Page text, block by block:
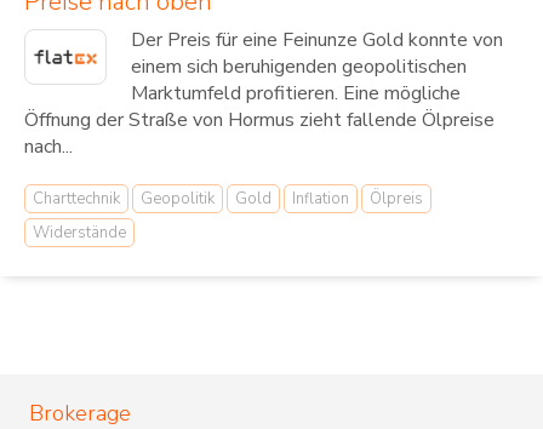
Der Preis für eine Feinunze Gold konnte von
einem sich beruhigenden geopolitischen
Marktumfeld profitieren. Eine mögliche
Öffnung der Straße von Hormus zieht fallende Ölpreise
nach...
Charttechnik Geopolitik Gold Inflation
Ölpreis
Widerstände
Brokerage